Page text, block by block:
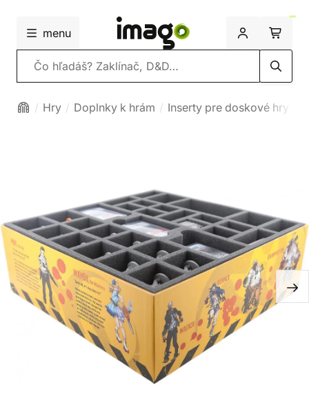
menu
Vyhľadávanie
Hry Doplnky k hrám Inserty pre doskové hry